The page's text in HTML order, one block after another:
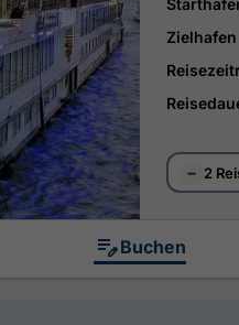
Zielhafen
− 2
Buchen